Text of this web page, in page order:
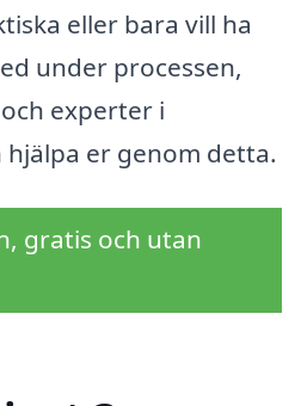
eller bara vill ha
under processen,
experter i
hjälpa er genom detta.
gratis och utan